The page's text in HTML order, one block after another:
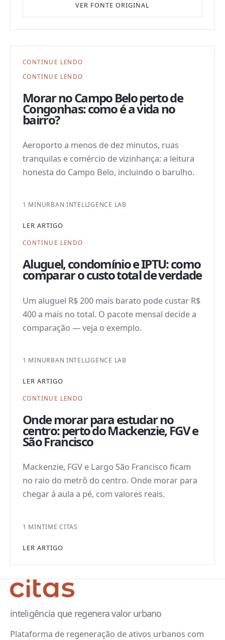
VER FONTE ORIGINAL
CONTINUE LENDO
CONTINUE LENDO
Morar no Campo Belo perto de
Congonhas: como é a vida no
bairro?
Aeroporto a menos de dez minutos, ruas
tranquilas e comércio de vizinhança: a leitura
honesta do Campo Belo, incluindo o barulho.
1 MINURBAN INTELLIGENCE LAB
LER ARTIGO
CONTINUE LENDO
Aluguel, condomínio e IPTU: como
comparar o custo total de verdade
Um aluguel R$ 200 mais barato pode custar R$
400 a mais no total. O pacote mensal decide a
comparação — veja o exemplo.
1 MINURBAN INTELLIGENCE LAB
LER ARTIGO
CONTINUE LENDO
Onde morar para estudar no
centro: perto do Mackenzie, FGV e
São Francisco
Mackenzie, FGV e Largo São Francisco ficam
no raio do metrô do centro. Onde morar para
chegar à aula a pé, com valores reais.
1 MINTIME CITAS
LER ARTIGO
inteligência que regenera valor urbano
Plataforma de regeneração de ativos urbanos com